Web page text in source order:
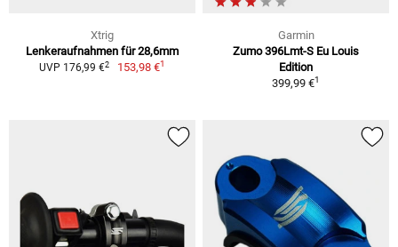
Xtrig
Lenkeraufnahmen für 28,6mm
UVP 176,99 €2 153,98 €1
Garmin
Zumo 396Lmt-S Eu Louis
Edition
399,99 €1